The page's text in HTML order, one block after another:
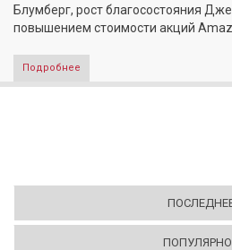
Блумберг, рост благосостояния
повышением стоимости акций
Подробнее